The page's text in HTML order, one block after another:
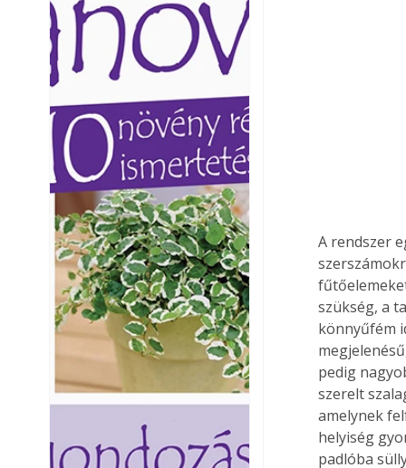
A rendszer
szükség, a
könnyűfém
pedig
szerelt
amelynek
helyiség
padlóba